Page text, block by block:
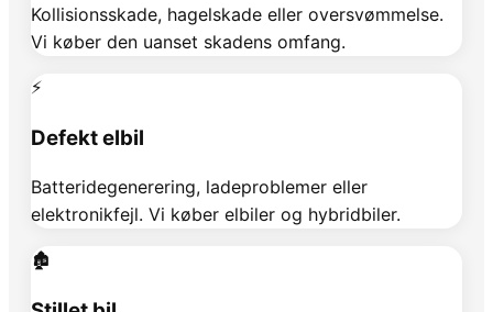
Kollisionsskade, hagelskade eller oversvømmelse.
Vi køber den uanset skadens omfang.
⚡
Defekt elbil
Batteridegenerering, ladeproblemer eller
elektronikfejl. Vi køber elbiler og hybridbiler.
🏚️